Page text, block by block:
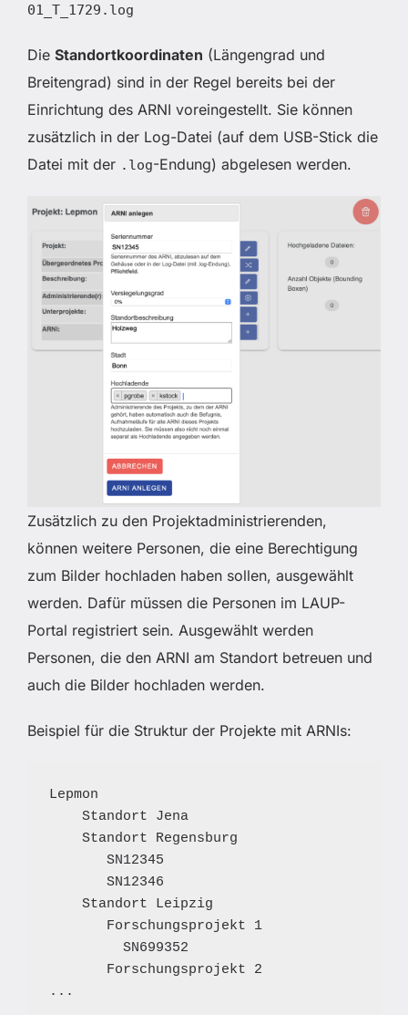
01_T_1729.log
Die Standortkoordinaten (Längengrad und
Breitengrad) sind in der Regel bereits bei der
Einrichtung des ARNI voreingestellt. Sie können
zusätzlich in der Log-Datei (auf dem USB-Stick die
Datei mit der .log-Endung) abgelesen werden.
Zusätzlich zu den Projektadministrierenden,
können weitere Personen, die eine Berechtigung
zum Bilder hochladen haben sollen, ausgewählt
werden. Dafür müssen die Personen im LAUP-
Portal registriert sein. Ausgewählt werden
Personen, die den ARNI am Standort betreuen und
auch die Bilder hochladen werden.
Beispiel für die Struktur der Projekte mit ARNIs:
Lepmon
...